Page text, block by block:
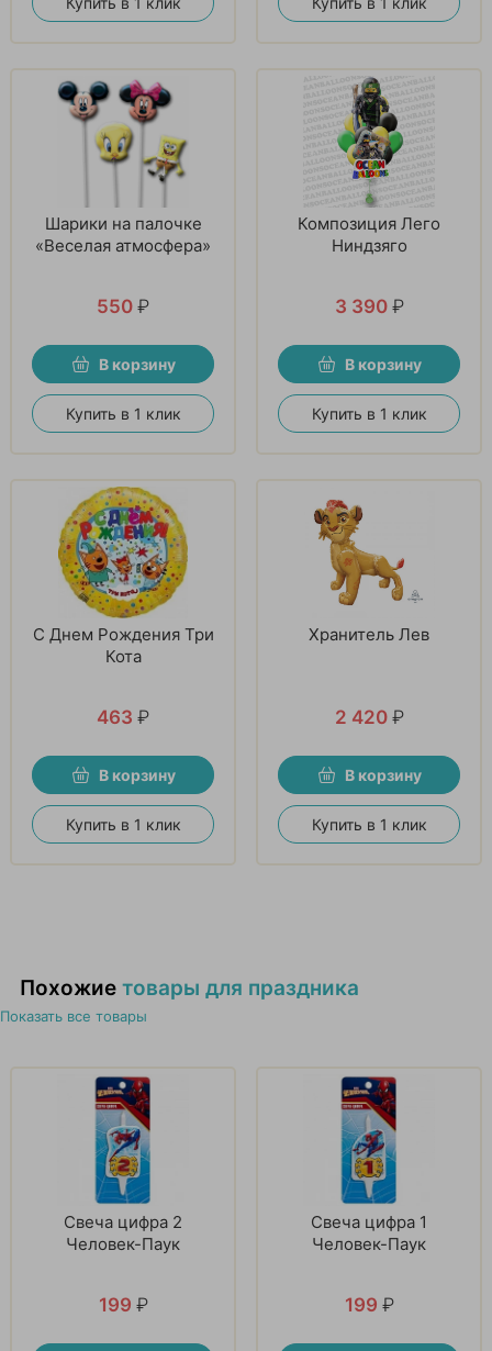
Шарики на палочке
«Веселая атмосфера»
550 ₽
В корзину
Купить в 1 клик
Композиция Лего
Ниндзяго
3 390 ₽
В корзину
Купить в 1 клик
С Днем Рождения Три
Кота
463 ₽
В корзину
Купить в 1 клик
Хранитель Лев
2 420 ₽
В корзину
Купить в 1 клик
Похожие товары для праздника
Показать все товары
Свеча цифра 2
Человек-Паук
199 ₽
Свеча цифра 1
Человек-Паук
199 ₽